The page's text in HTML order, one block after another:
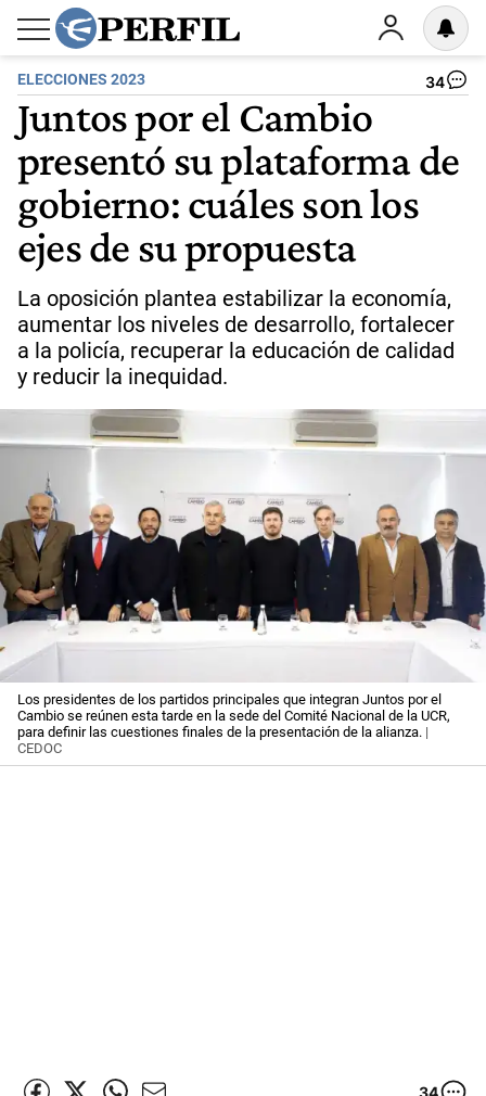
ELECCIONES 2023 34
Juntos por el Cambio
presentó su plataforma de
gobierno: cuáles son los
ejes de su propuesta
La oposición plantea estabilizar la economía,
aumentar los niveles de desarrollo, fortalecer
a la policía, recuperar la educación de calidad
y reducir la inequidad.
Los presidentes de los partidos principales que integran Juntos por el
Cambio se reúnen esta tarde en la sede del Comité Nacional de la UCR,
para definir las cuestiones finales de la presentación de la alianza. |
CEDOC